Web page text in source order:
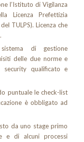
l’Istituto di Vigilanza
Licenza Prefettizia
TULPS). Licenza che
di gestione
delle due norme e
qualificato e
puntuale le check-list
è obbligato ad
da uno stage primo
e di alcuni processi